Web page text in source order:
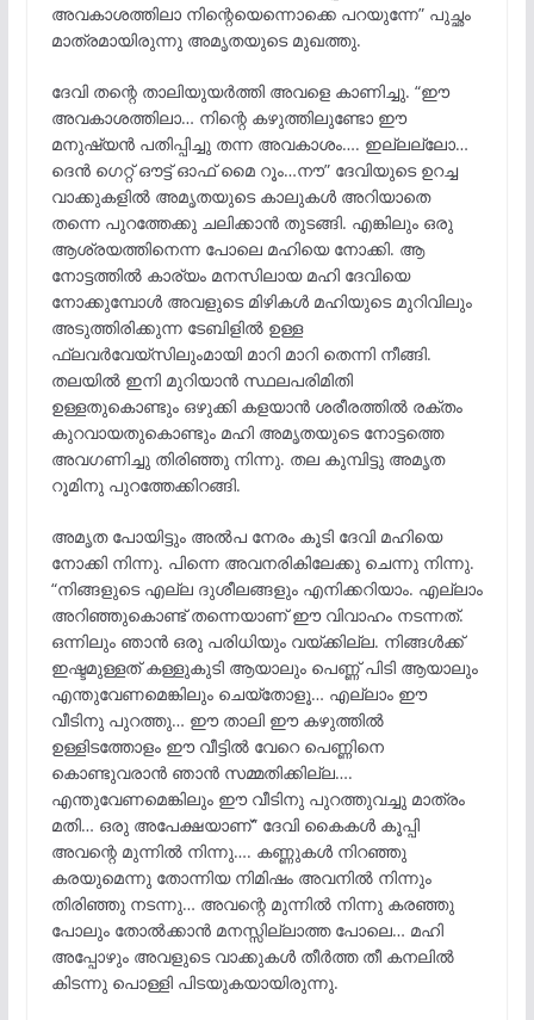
അവകാശത്തിലാ നിന്റെയെന്നൊക്കെ പറയുന്നേ” പുച്ഛം
മാത്രമായിരുന്നു അമൃതയുടെ മുഖത്തു.
ദേവി തന്റെ താലിയുയർത്തി അവളെ കാണിച്ചു. “ഈ
അവകാശത്തിലാ… നിന്റെ കഴുത്തിലുണ്ടോ ഈ
മനുഷ്യൻ പതിപ്പിച്ചു തന്ന അവകാശം…. ഇല്ലല്ലോ…
ദെൻ ഗെറ്റ് ഔട്ട് ഓഫ് മൈ റൂം…നൗ” ദേവിയുടെ ഉറച്ച
വാക്കുകളിൽ അമൃതയുടെ കാലുകൾ അറിയാതെ
തന്നെ പുറത്തേക്കു ചലിക്കാൻ തുടങ്ങി. എങ്കിലും ഒരു
ആശ്രയത്തിനെന്ന പോലെ മഹിയെ നോക്കി. ആ
നോട്ടത്തിൽ കാര്യം മനസിലായ മഹി ദേവിയെ
നോക്കുമ്പോൾ അവളുടെ മിഴികൾ മഹിയുടെ മുറിവിലും
അടുത്തിരിക്കുന്ന ടേബിളിൽ ഉള്ള
ഫ്ലവർവേയ്സിലുംമായി മാറി മാറി തെന്നി നീങ്ങി.
തലയിൽ ഇനി മുറിയാൻ സ്ഥലപരിമിതി
ഉള്ളതുകൊണ്ടും ഒഴുക്കി കളയാൻ ശരീരത്തിൽ രക്തം
കുറവായതുകൊണ്ടും മഹി അമൃതയുടെ നോട്ടത്തെ
അവഗണിച്ചു തിരിഞ്ഞു നിന്നു. തല കുമ്പിട്ടു അമൃത
റൂമിനു പുറത്തേക്കിറങ്ങി.
അമൃത പോയിട്ടും അൽപ നേരം കൂടി ദേവി മഹിയെ
നോക്കി നിന്നു. പിന്നെ അവനരികിലേക്കു ചെന്നു നിന്നു.
“നിങ്ങളുടെ എല്ല ദുശീലങ്ങളും എനിക്കറിയാം. എല്ലാം
അറിഞ്ഞുകൊണ്ട് തന്നെയാണ് ഈ വിവാഹം നടന്നത്.
ഒന്നിലും ഞാൻ ഒരു പരിധിയും വയ്ക്കില്ല. നിങ്ങൾക്ക്
ഇഷ്ടമുള്ളത് കള്ളുകുടി ആയാലും പെണ്ണ് പിടി ആയാലും
എന്തുവേണമെങ്കിലും ചെയ്‌തോളൂ… എല്ലാം ഈ
വീടിനു പുറത്തു… ഈ താലി ഈ കഴുത്തിൽ
ഉള്ളിടത്തോളം ഈ വീട്ടിൽ വേറെ പെണ്ണിനെ
കൊണ്ടുവരാൻ ഞാൻ സമ്മതിക്കില്ല….
എന്തുവേണമെങ്കിലും ഈ വീടിനു പുറത്തുവച്ചു മാത്രം
മതി… ഒരു അപേക്ഷയാണ്” ദേവി കൈകൾ കൂപ്പി
അവന്റെ മുന്നിൽ നിന്നു…. കണ്ണുകൾ നിറഞ്ഞു
കരയുമെന്നു തോന്നിയ നിമിഷം അവനിൽ നിന്നും
തിരിഞ്ഞു നടന്നു… അവന്റെ മുന്നിൽ നിന്നു കരഞ്ഞു
പോലും തോൽക്കാൻ മനസ്സില്ലാത്ത പോലെ… മഹി
അപ്പോഴും അവളുടെ വാക്കുകൾ തീർത്ത തീ കനലിൽ
കിടന്നു പൊള്ളി പിടയുകയായിരുന്നു.